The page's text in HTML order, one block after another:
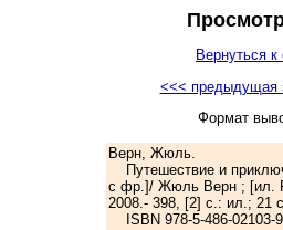
Вернуться к
<<< предыдущая
Формат
Верн, Жюль.
Путешествие и
с фр.]/ Жюль Верн ; [ил.
2008.- 398, [2] с.: ил.; 21
ISBN 978-5-486-02103-